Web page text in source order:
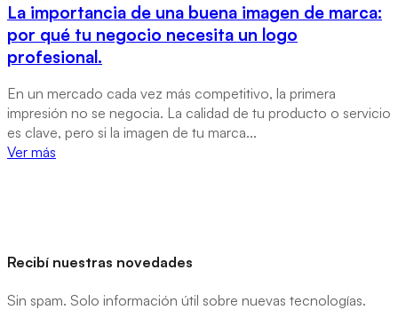
La importancia de una buena imagen de marca:
por qué tu negocio necesita un logo
profesional.
En un mercado cada vez más competitivo, la primera
impresión no se negocia. La calidad de tu producto o servicio
es clave, pero si la imagen de tu marca...
Ver más
Recibí nuestras novedades
Sin spam. Solo información útil sobre nuevas tecnologías.